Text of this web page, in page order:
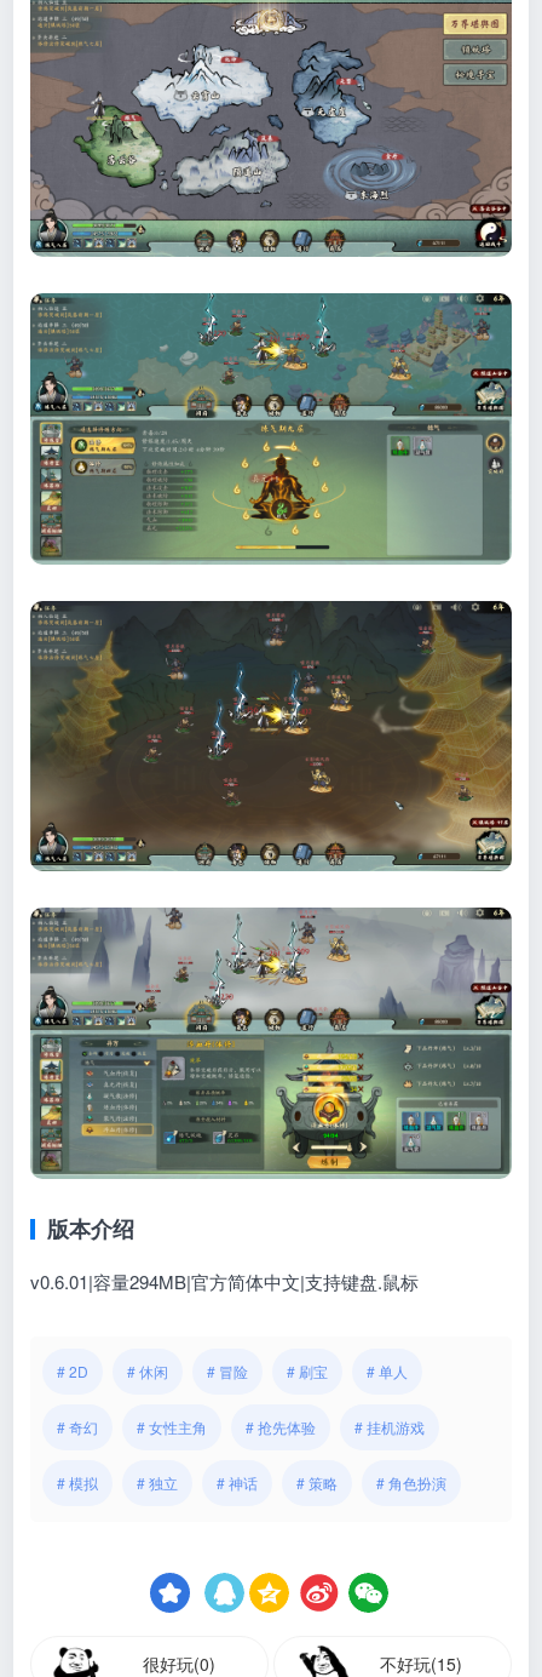
版本介绍
v0.6.01|容量294MB|官方简体中文|支持键盘.鼠标
# 2D # 休闲 # 冒险 # 刷宝 # 单人
# 奇幻 # 女性主角 # 抢先体验 # 挂机游戏
# 模拟 # 独立 # 神话 # 策略 # 角色扮演
很好玩(0) 不好玩(15)